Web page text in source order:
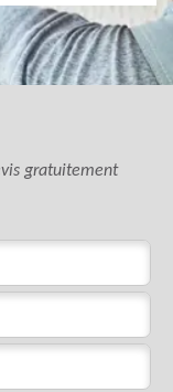
gratuitement